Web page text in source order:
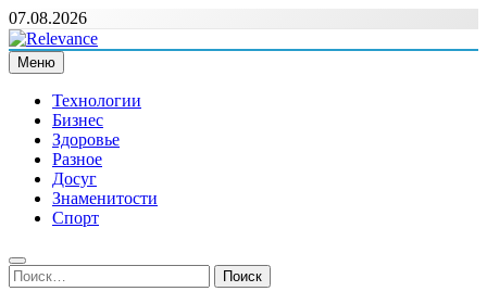
Перейти
к
содержимому
07.08.2026
Relevance
Релевантні новини — саме те, що вам потрібно
Меню
Технологии
Бизнес
Здоровье
Разное
Досуг
Знаменитости
Спорт
Найти: